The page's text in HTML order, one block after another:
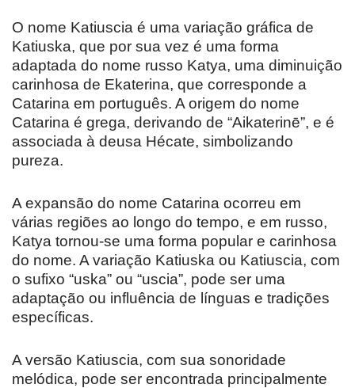
O nome Katiuscia é uma variação gráfica de
Katiuska, que por sua vez é uma forma
adaptada do nome russo Katya, uma diminuição
carinhosa de Ekaterina, que corresponde a
Catarina em português. A origem do nome
Catarina é grega, derivando de “Aikaterinē”, e é
associada à deusa Hécate, simbolizando
pureza.
A expansão do nome Catarina ocorreu em
várias regiões ao longo do tempo, e em russo,
Katya tornou-se uma forma popular e carinhosa
do nome. A variação Katiuska ou Katiuscia, com
o sufixo “uska” ou “uscia”, pode ser uma
adaptação ou influência de línguas e tradições
específicas.
A versão Katiuscia, com sua sonoridade
melódica, pode ser encontrada principalmente